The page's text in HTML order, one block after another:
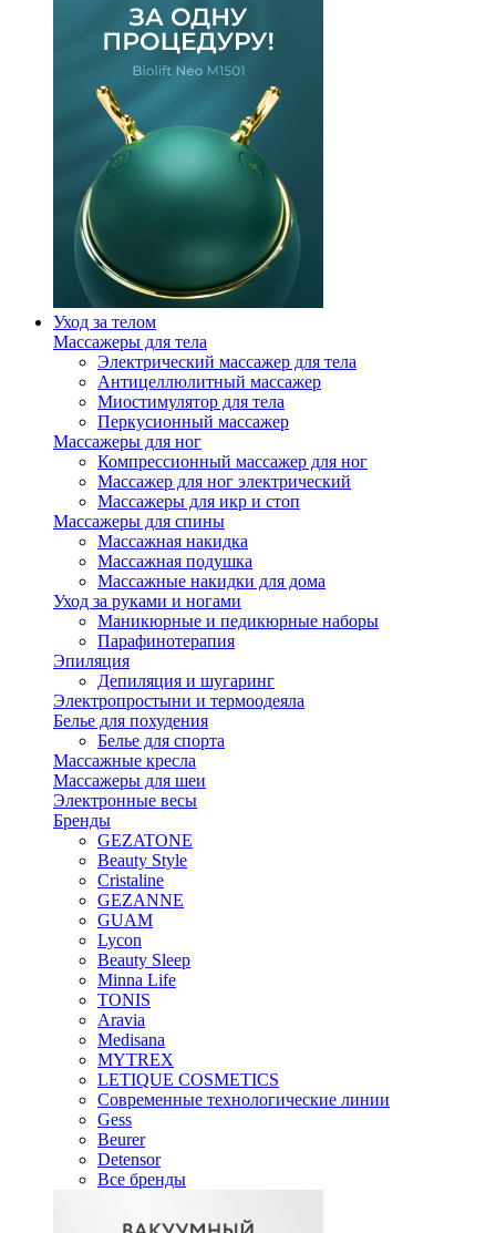
Уход за телом
Массажеры для тела
Электрический массажер для тела
Антицеллюлитный массажер
Миостимулятор для тела
Перкусионный массажер
Массажеры для ног
Компрессионный массажер для ног
Массажер для ног электрический
Массажеры для икр и стоп
Массажеры для спины
Массажная накидка
Массажная подушка
Массажные накидки для дома
Уход за руками и ногами
Маникюрные и педикюрные наборы
Парафинотерапия
Эпиляция
Депиляция и шугаринг
Электропростыни и термоодеяла
Белье для похудения
Белье для спорта
Массажные кресла
Массажеры для шеи
Электронные весы
Бренды
GEZATONE
Beauty Style
Cristaline
GEZANNE
GUAM
Lycon
Beauty Sleep
Minna Life
TONIS
Aravia
Medisana
MYTREX
LETIQUE COSMETICS
Современные технологические линии
Gess
Beurer
Detensor
Все бренды